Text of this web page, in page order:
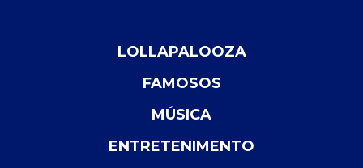
LOLLAPALOOZA
FAMOSOS
MÚSICA
ENTRETENIMENTO